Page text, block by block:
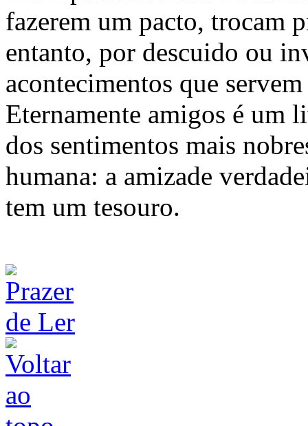
fazerem um pacto, trocam
entanto, por descuido ou
acontecimentos que
Eternamente amigos é um
dos sentimentos mais
humana: a amizade
tem um tesouro.